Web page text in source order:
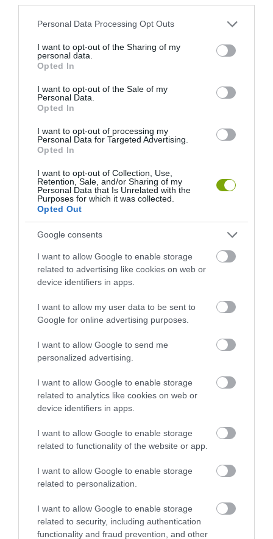
Please note that this website/app uses one or more Google
not limited to your visit or usage behaviour. You may click to
grant or deny consent to Google and its third-party tags to
use your data for below specified purposes in below Google
consent section.
Personal Data Processing Opt Outs
I want to opt-out of the Sharing of my
personal data.
Opted In
I want to opt-out of the Sale of my
Personal Data.
Opted In
I want to opt-out of processing my
Personal Data for Targeted Advertising.
Opted In
I want to opt-out of Collection, Use,
Retention, Sale, and/or Sharing of my
Personal Data that Is Unrelated with the
Purposes for which it was collected.
Opted Out
Google consents
I want to allow Google to enable storage
related to advertising like cookies on web or
device identifiers in apps.
I want to allow my user data to be sent to
Google for online advertising purposes.
I want to allow Google to send me
personalized advertising.
I want to allow Google to enable storage
related to analytics like cookies on web or
device identifiers in apps.
I want to allow Google to enable storage
related to functionality of the website or app.
I want to allow Google to enable storage
related to personalization.
I want to allow Google to enable storage
related to security, including authentication
functionality and fraud prevention, and other
ETETŐBŐL BIZTONSÁGOS MADÁRBÜFÉ
KÖVETKEZŐ CIKK
IGEN, JÓL OLVASOD
HASONLÓ ÉRDEKESSÉGEK
EGY ELSÜLLYEDT HAJÓ
TEXTILJEI ÚJRA ÖSSZEÁLLTAK:
NEM MINDENKI MENEKÜLT
POMPEJIBEN: LEHET, HOGY